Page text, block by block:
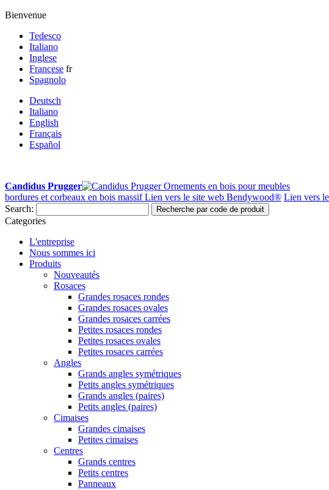
Bienvenue
Tedesco
Italiano
Inglese
Francese fr
Spagnolo
Deutsch
Italiano
English
Français
Español
Candidus Prugger
Ornements en bois pour meubles
bordures et corbeaux en bois massifLien vers le site web Bendywood® Lien vers
Search:
Recherche par code de produit
Categories
L'entreprise
Nous sommes ici
Produits
Nouveautés
Rosaces
Grandes rosaces rondes
Grandes rosaces ovales
Grandes rosaces carrées
Petites rosaces rondes
Petites rosaces ovales
Petites rosaces carrées
Angles
Grands angles symétriques
Petits angles symétriques
Grands angles (paires)
Petits angles (paires)
Cimaises
Grandes cimaises
Petites cimaises
Centres
Grands centres
Petits centres
Panneaux